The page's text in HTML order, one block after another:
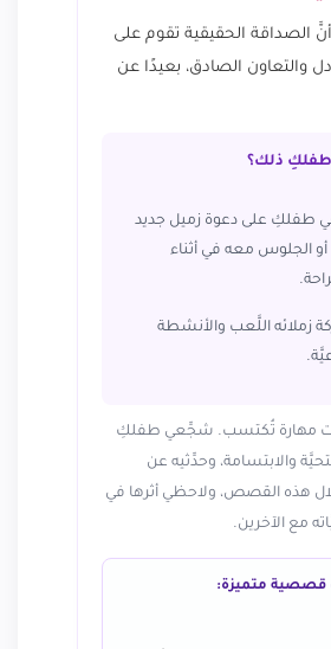
الصداقة الحقيقية تقوم على
والتعاون الصادق، بعيدًا عن
ذلك؟
طفلكِ على دعوة زميل جديد
الجلوس معه في أثناء
زملائه اللَّعب والأنشطة
مهارة تُكتسب. شجِّعي طفلكِ
والابتسامة، وحدِّثيه عن
هذه القصص، ولاحظي أثرها في
مع الآخرين.
قصصية متميزة: